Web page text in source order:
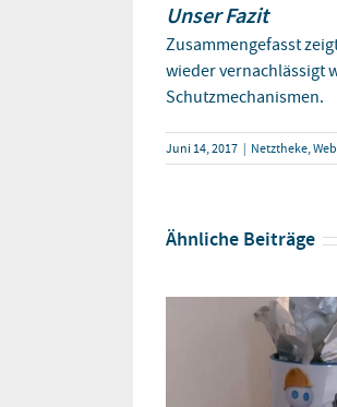
Unser Fazit
Zusammengefasst
wieder vernachlässigt
Schutzmechanismen.
Juni 14, 2017 | Netztheke,
Ähnliche Beiträge